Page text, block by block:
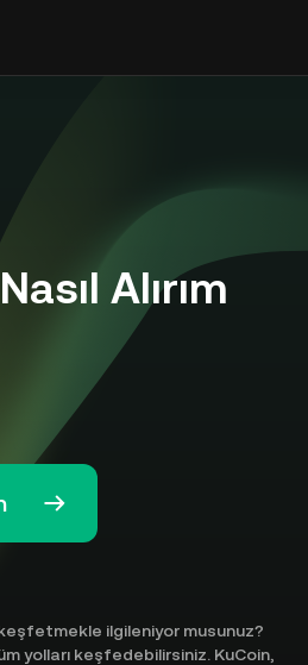
Alırım
ilgileniyor musunuz?
yolları keşfedebilirsiniz. KuCoin,